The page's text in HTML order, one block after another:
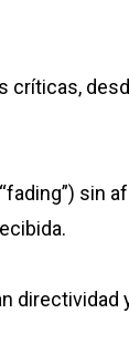
críticas,
sin